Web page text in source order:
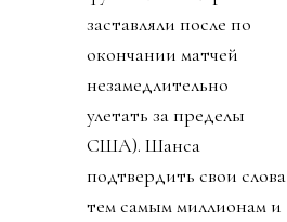
заставляли после по
окончании матчей
незамедлительно
улетать за пределы
США). Шанса
подтвердить свои слова
тем самым миллионам и